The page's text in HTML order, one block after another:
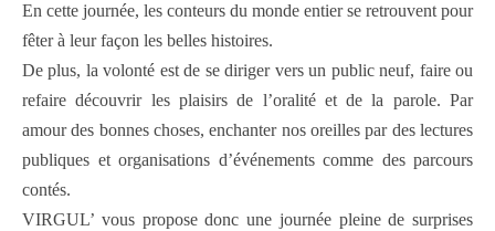
En cette journée, les conteurs du monde entier se retrouvent pour
fêter à leur façon les belles histoires.
De plus, la volonté est de se diriger vers un public neuf, faire ou
refaire découvrir les plaisirs de l’oralité et de la parole. Par
amour des bonnes choses, enchanter nos oreilles par des lectures
publiques et organisations d’événements comme des parcours
contés.
VIRGUL’ vous propose donc une journée pleine de surprises